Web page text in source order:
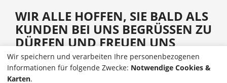
WIR ALLE HOFFEN, SIE BALD ALS
KUNDEN BEI UNS BEGRÜSSEN ZU D
ÜRFEN UND FREUEN UNS D
ARAUF, IHNEN UND IHREM A
UTO ZU HELFEN.
Wir speichern und verarbeiten Ihre personenbezogenen
Informationen für folgende Zwecke: Notwendige Cookies &
Karten.